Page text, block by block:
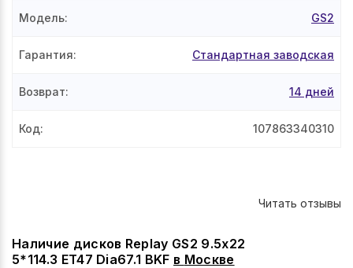
Наличие дисков Replay GS2 9.5x22
5*114.3 ET47 Dia67.1 BKF в Москве
Модель: GS2
Гарантия: Стандартная заводская
Возврат: 14 дней
Код: 107863340310
Читать отзывы